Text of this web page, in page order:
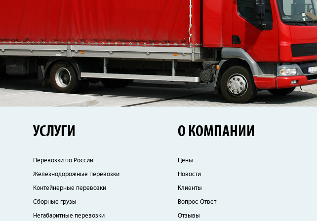
УСЛУГИ
Перевозки по России
Железнодорожные перевозки
Контейнерные перевозки
Сборные грузы
Негабаритные перевозки
О КОМПАНИИ
Цены
Новости
Клиенты
Вопрос-Ответ
Отзывы